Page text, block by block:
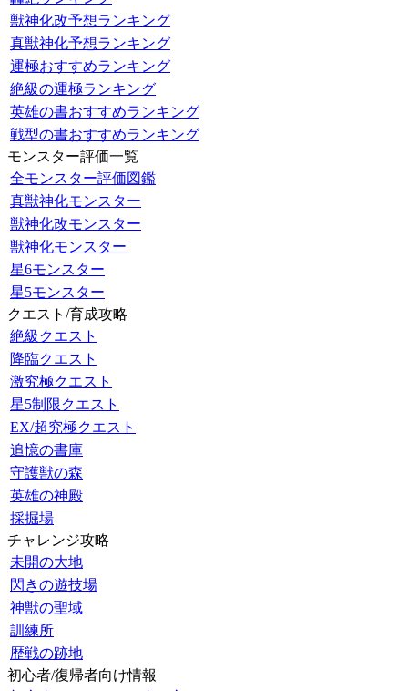
獣神化改予想ランキング
真獣神化予想ランキング
運極おすすめランキング
絶級の運極ランキング
英雄の書おすすめランキング
戦型の書おすすめランキング
モンスター評価一覧
全モンスター評価図鑑
真獣神化モンスター
獣神化改モンスター
獣神化モンスター
星6モンスター
星5モンスター
クエスト/育成攻略
絶級クエスト
降臨クエスト
激究極クエスト
星5制限クエスト
EX/超究極クエスト
追憶の書庫
守護獣の森
英雄の神殿
採掘場
チャレンジ攻略
未開の大地
閃きの遊技場
神獣の聖域
訓練所
歴戦の跡地
初心者/復帰者向け情報